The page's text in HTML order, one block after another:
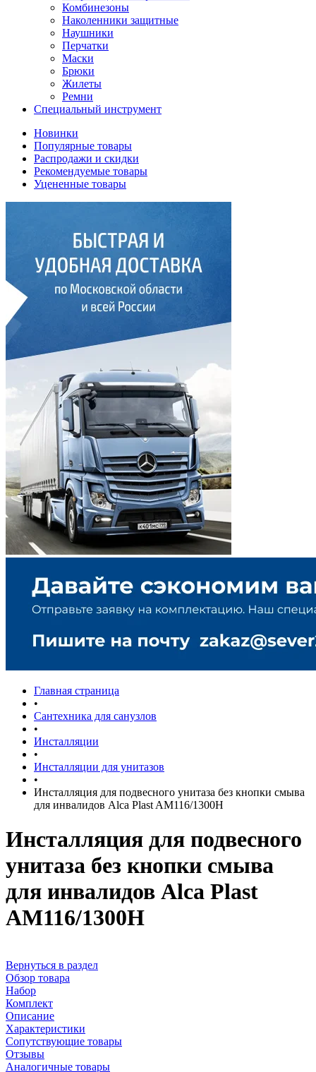
Комбинезоны
Наколенники защитные
Наушники
Перчатки
Маски
Брюки
Жилеты
Ремни
Специальный инструмент
Новинки
Популярные товары
Распродажи и скидки
Рекомендуемые товары
Уцененные товары
Главная страница
•
Сантехника для санузлов
•
Инсталляции
•
Инсталляции для унитазов
•
Инсталляция для подвесного унитаза без кнопки смыва
для инвалидов Alca Plast AM116/1300H
Инсталляция для подвесного
унитаза без кнопки смыва
для инвалидов Alca Plast
AM116/1300H
Вернуться в раздел
Обзор товара
Набор
Комплект
Описание
Характеристики
Сопутствующие товары
Отзывы
Аналогичные товары